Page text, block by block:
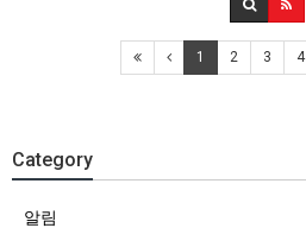
1 2 3 4
Category
알림